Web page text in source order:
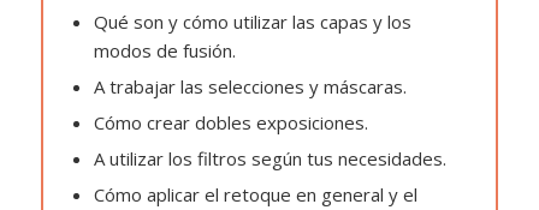
Qué son y cómo utilizar las capas y los
modos de fusión.
A trabajar las selecciones y máscaras.
Cómo crear dobles exposiciones.
A utilizar los filtros según tus necesidades.
Cómo aplicar el retoque en general y el